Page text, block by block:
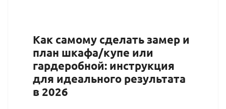
Как самому сделать замер и
план шкафа/купе или
гардеробной: инструкция
для идеального результата
в 2026